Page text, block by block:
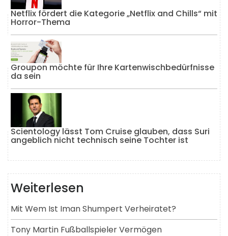
Netflix fördert die Kategorie „Netflix and Chills“ mit
Horror-Thema
Groupon möchte für Ihre Kartenwischbedürfnisse
da sein
Scientology lässt Tom Cruise glauben, dass Suri
angeblich nicht technisch seine Tochter ist
Weiterlesen
Mit Wem Ist Iman Shumpert Verheiratet?
Tony Martin Fußballspieler Vermögen